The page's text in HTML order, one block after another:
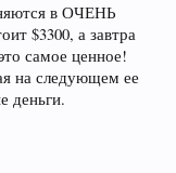
в ОЧЕНЬ
$3300, а завтра
самое ценное!
на следующем ее
деньги.